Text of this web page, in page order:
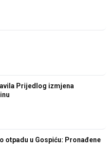
Prijedlog izmjena
otpadu u Gospiću: Pronađene